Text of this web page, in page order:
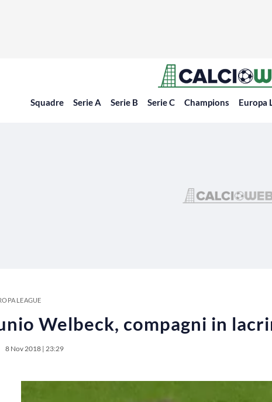
Squadre Serie A Serie B Serie C Champions Europa
LEAGUE
Welbeck, compagni in
8 Nov 2018 | 23:29